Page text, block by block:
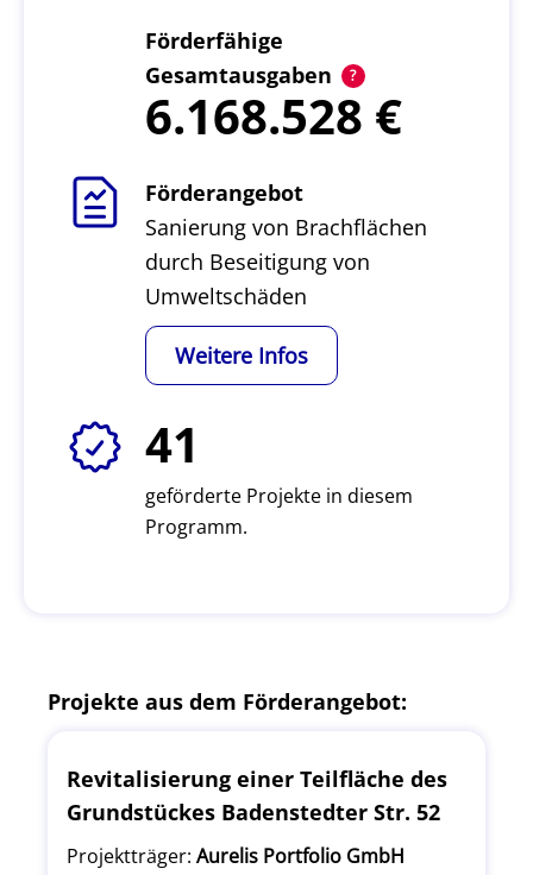
Förderfähige
Gesamtausgaben
6.168.528
Förderangebot
Sanierung von Brachflächen
durch Beseitigung von
Umweltschäden
Weitere Infos
41
geförderte Projekte in diesem
Programm.
Projekte aus dem Förderangebot:
Revitalisierung einer Teilfläche des
Grundstückes Badenstedter Str. 52
Projektträger: Aurelis Portfolio GmbH